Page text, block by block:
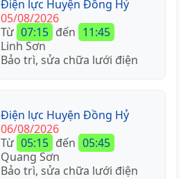
Điện lực Huyện Đồng Hỷ
05/08/2026
Từ 07:15 đến 11:45
Linh Sơn
Bảo trì, sửa chữa lưới điện
Điện lực Huyện Đồng Hỷ
06/08/2026
Từ 05:15 đến 05:45
Quang Sơn
Bảo trì, sửa chữa lưới điện